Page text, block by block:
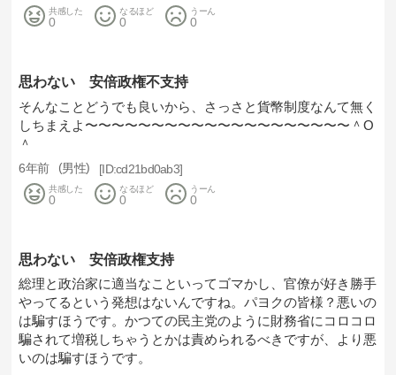
共感した
0
なるほど
0
うーん
0
思わない 安倍政権不支持
そんなことどうでも良いから、さっさと貨幣制度なんて無く
しちまえよ〜〜〜〜〜〜〜〜〜〜〜〜〜〜〜〜〜〜〜〜＾O
＾
6年前 男性 cd21bd0ab3
共感した
0
なるほど
0
うーん
0
思わない 安倍政権支持
総理と政治家に適当なこといってゴマかし、官僚が好き勝手
やってるという発想はないんですね。パヨクの皆様？悪いの
は騙すほうです。かつての民主党のように財務省にコロコロ
騙されて増税しちゃうとかは責められるべきですが、より悪
いのは騙すほうです。